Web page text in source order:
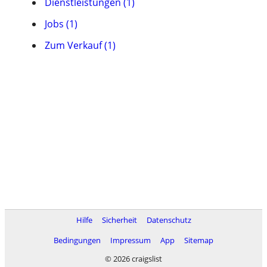
Jobs (1)
Zum Verkauf (1)
Hilfe Sicherheit
Datenschutz
Bedingungen
Impressum App
Sitemap
© 2026 craigslist